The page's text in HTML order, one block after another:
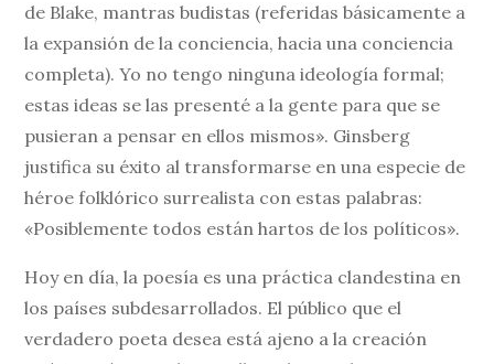
de Blake, mantras budistas (referidas básicamente a
la expansión de la conciencia, hacia una conciencia
completa). Yo no tengo ninguna ideología formal;
estas ideas se las presenté a la gente para que se
pusieran a pensar en ellos mismos». Ginsberg
justifica su éxito al transformarse en una especie de
héroe folklórico surrealista con estas palabras:
«Posiblemente todos están hartos de los políticos».
Hoy en día, la poesía es una práctica clandestina en
los países subdesarrollados. El público que el
verdadero poeta desea está ajeno a la creación